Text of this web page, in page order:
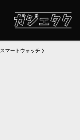
スマートウォッチ